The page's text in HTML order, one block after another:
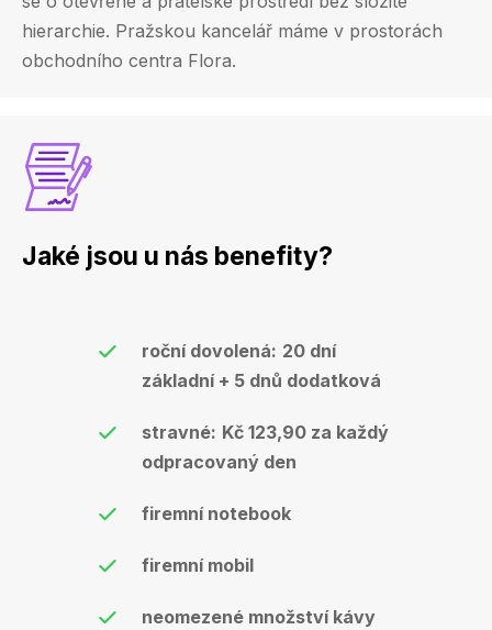
hierarchie. Pražskou kancelář máme v prostorách
obchodního centra Flora.
Jaké jsou u nás benefity?
roční dovolená: 20 dní
základní + 5 dnů dodatková
stravné: Kč 123,90 za každý
odpracovaný den
firemní notebook
firemní mobil
neomezené množství kávy